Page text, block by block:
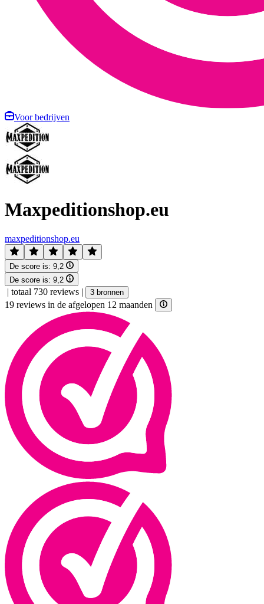
Voor bedrijven
Maxpeditionshop.eu
maxpeditionshop.eu
De score is: 9,2
De score is: 9,2
| totaal 730 reviews | 3 bronnen
19 reviews in de afgelopen 12 maanden